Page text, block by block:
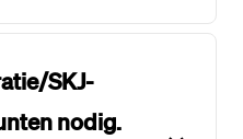
SKJ-
nodig.